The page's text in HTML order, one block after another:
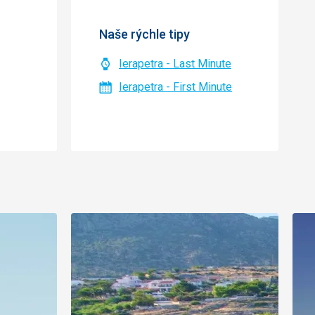
Naše rýchle tipy
Ierapetra - Last Minute
Ierapetra - First Minute